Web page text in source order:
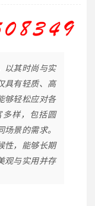
以其时尚与实
具有轻质、高
够轻松应对各
样，包括圆
景的需求。
性，能够长期
观与实用并存